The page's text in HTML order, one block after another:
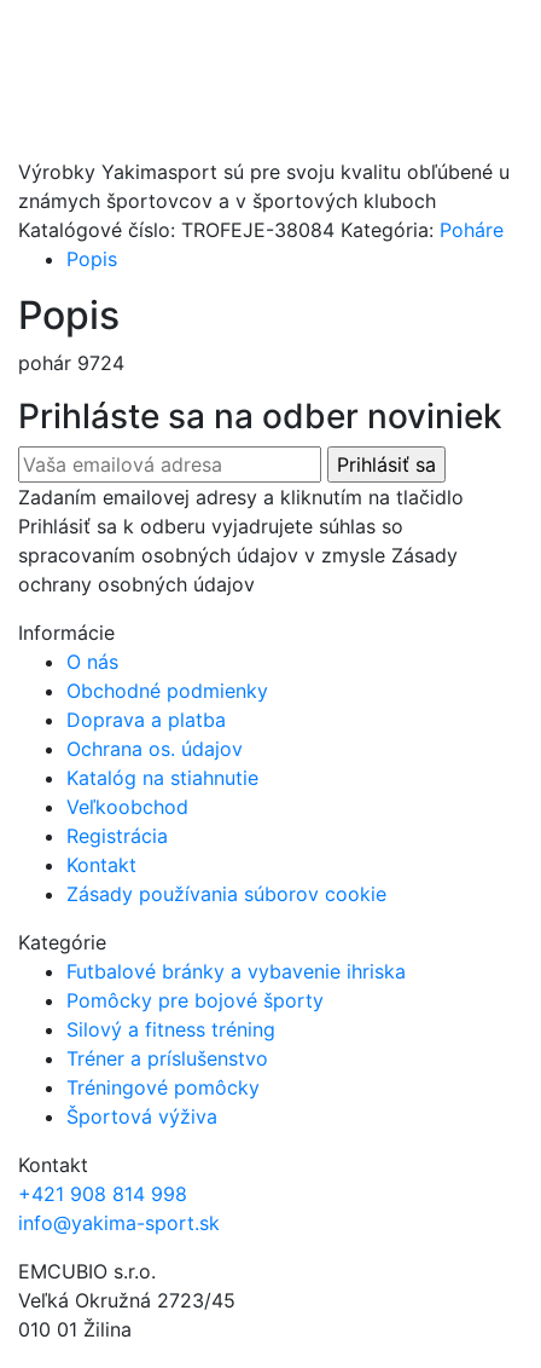
Výrobky Yakimasport sú pre svoju kvalitu obľúbené u
známych športovcov a v športových kluboch
Katalógové číslo: TROFEJE-38084 Kategória: Poháre
Popis
Popis
pohár 9724
Prihláste sa na odber noviniek
Zadaním emailovej adresy a kliknutím na tlačidlo
Prihlásiť sa k odberu vyjadrujete súhlas so
spracovaním osobných údajov v zmysle Zásady
ochrany osobných údajov
Informácie
O nás
Obchodné podmienky
Doprava a platba
Ochrana os. údajov
Katalóg na stiahnutie
Veľkoobchod
Registrácia
Kontakt
Zásady používania súborov cookie
Kategórie
Futbalové bránky a vybavenie ihriska
Pomôcky pre bojové športy
Silový a fitness tréning
Tréner a príslušenstvo
Tréningové pomôcky
Športová výživa
Kontakt
+421 908 814 998
info@yakima-sport.sk
EMCUBIO s.r.o.
Veľká Okružná 2723/45
010 01 Žilina